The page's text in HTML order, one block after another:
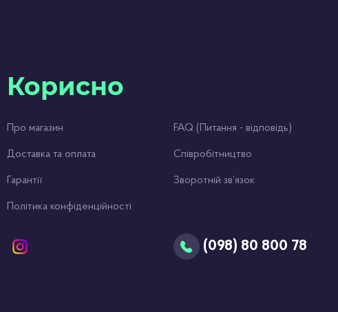
Корисно
Про магазин FAQ (Питання - відповідь)
Доставка та оплата Співробітництво
Гарантії Зворотній зв’язок
Політика конфіденційності
(098) 80 800 78